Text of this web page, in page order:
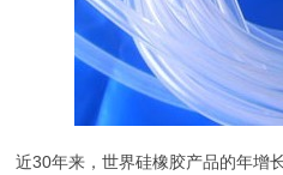
近30年来，世界硅橡胶产品的年增